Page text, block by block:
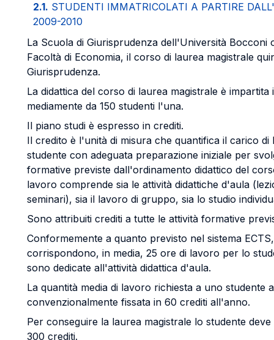
2.1. STUDENTI IMMATRICOLATI A PARTIRE
2009-2010
La Scuola di Giurisprudenza dell'Università Bocconi
Facoltà di Economia, il corso di laurea magistrale
Giurisprudenza.
La didattica del corso di laurea magistrale è impartita
mediamente da 150 studenti l'una.
Il piano studi è espresso in crediti.
Il credito è l'unità di misura che quantifica il carico
studente con adeguata preparazione iniziale per
formative previste dall'ordinamento didattico del
lavoro comprende sia le attività didattiche d'aula
seminari), sia il lavoro di gruppo, sia lo studio
Sono attribuiti crediti a tutte le attività formative
Conformemente a quanto previsto nel sistema
corrispondono, in media, 25 ore di lavoro per lo
sono dedicate all'attività didattica d'aula.
La quantità media di lavoro richiesta a uno studente
convenzionalmente fissata in 60 crediti all'anno.
Per conseguire la laurea magistrale lo studente
300 crediti.